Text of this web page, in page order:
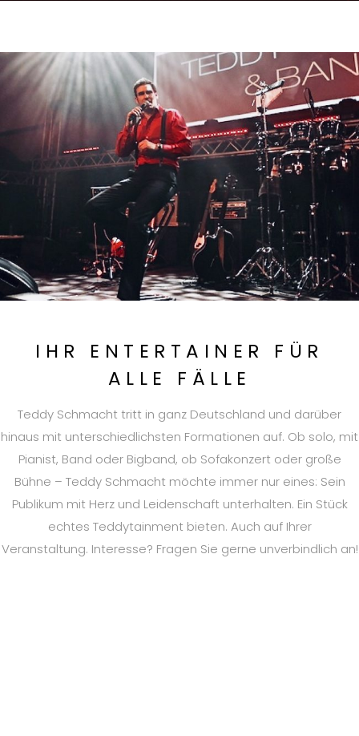
IHR ENTERTAINER FÜR
ALLE FÄLLE
Teddy Schmacht tritt in ganz Deutschland und darüber
hinaus mit unterschiedlichsten Formationen auf. Ob solo, mit
Pianist, Band oder Bigband, ob Sofakonzert oder große
Bühne – Teddy Schmacht möchte immer nur eines: Sein
Publikum mit Herz und Leidenschaft unterhalten. Ein Stück
echtes Teddytainment bieten. Auch auf Ihrer
Veranstaltung. Interesse? Fragen Sie gerne unverbindlich an!